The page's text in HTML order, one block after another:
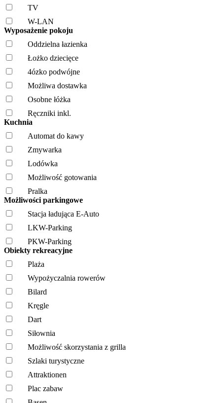
TV
W-LAN
Wyposażenie pokoju
Oddzielna łazienka
Łożko dziecięce
4ózko podwójne
Możliwa dostawka
Osobne łóżka
Ręczniki inkl.
Kuchnia
Automat do kawy
Zmywarka
Lodówka
Możliwość gotowania
Pralka
Możliwości parkingowe
Stacja ładująca E-Auto
LKW-Parking
PKW-Parking
Obiekty rekreacyjne
Plaża
Wypożyczalnia rowerów
Bilard
Kręgle
Dart
Siłownia
Możliwość skorzystania z grilla
Szlaki turystyczne
Attraktionen
Plac zabaw